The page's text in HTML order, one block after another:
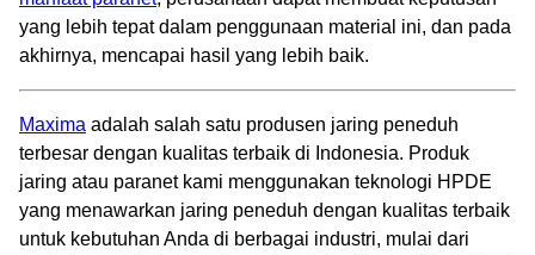
yang lebih tepat dalam penggunaan material ini, dan pada
akhirnya, mencapai hasil yang lebih baik.
Maxima adalah salah satu produsen jaring peneduh
terbesar dengan kualitas terbaik di Indonesia. Produk
jaring atau paranet kami menggunakan teknologi HPDE
yang menawarkan jaring peneduh dengan kualitas terbaik
untuk kebutuhan Anda di berbagai industri, mulai dari